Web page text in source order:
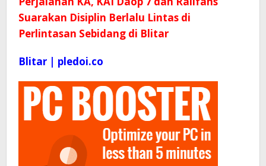
Suarakan Disiplin Berlalu Lintas di
Perlintasan Sebidang di Blitar
Blitar | pledoi.co